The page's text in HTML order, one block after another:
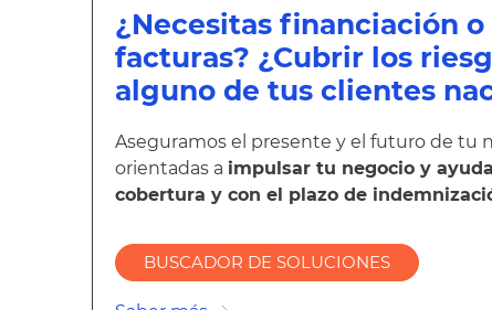
¿Necesitas financiación
facturas? ¿Cubrir los
alguno de tus clientes
Aseguramos el presente y el futuro de tu
orientadas a impulsar tu negocio y
cobertura y con el plazo de
BUSCADOR DE SOLUCIONES